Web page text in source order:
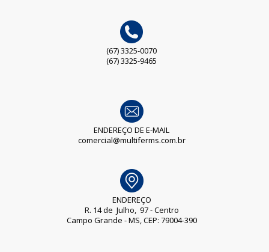
(67) 3325-0070
(67) 3325-9465
ENDEREÇO DE E-MAIL
comercial@multiferms.com.br
ENDEREÇO
R. 14 de Julho, 97 - Centro
Campo Grande - MS, CEP: 79004-390